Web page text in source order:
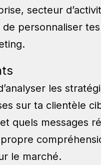
secteur
personnaliser
les
sur ta clientèle
quels messages
le marché.